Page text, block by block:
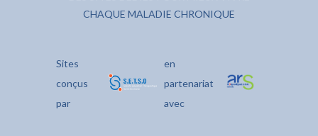
CHAQUE MALADIE CHRONIQUE
Sites
conçus
par
en
partenariat
avec